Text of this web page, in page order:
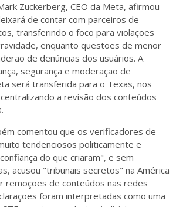
Zuckerberg, CEO da Meta, afirmou
de contar com parceiros de
transferindo o foco para violações
enquanto questões de menor
de denúncias dos usuários. A
segurança e moderação de
será transferida para o Texas, nos
a revisão dos conteúdos
comentou que os verificadores de
tendenciosos politicamente e
do que criaram", e sem
acusou "tribunais secretos" na América
remoções de conteúdos nas redes
foram interpretadas como uma